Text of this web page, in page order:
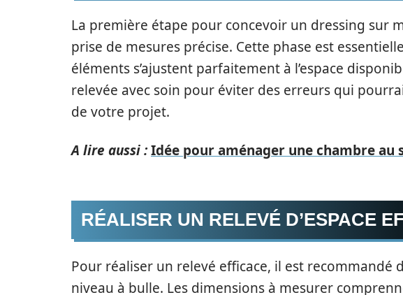
La première étape pour concevoir un dressing sur
prise de mesures précise. Cette phase est
éléments s’ajustent parfaitement à l’espace
relevée avec soin pour éviter des erreurs qui
de votre projet.
A lire aussi :Idée pour aménager une chambre au
RÉALISER UN RELEVÉ D’ESPACE
Pour réaliser un relevé efficace, il est recommandé
niveau à bulle. Les dimensions à mesurer